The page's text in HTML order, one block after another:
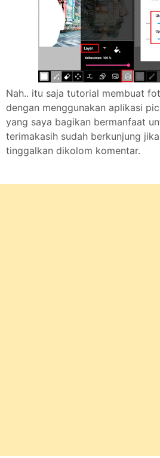
Nah.. itu saja tutorial membuat
dengan menggunakan aplikasi
yang saya bagikan bermanfaat
terimakasih sudah berkunjung
tinggalkan dikolom komentar.